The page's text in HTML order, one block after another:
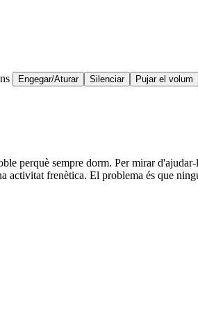
Engegar/Aturar Silenciar Pujar el volum
perquè sempre dorm. Per mirar
frenètica. El problema és que